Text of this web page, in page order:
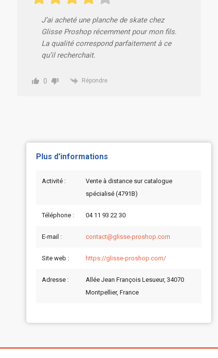
J’ai acheté une planche de skate chez
Glisse Proshop récemment pour mon fils.
La qualité correspond parfaitement à ce
qu’il recherchait.
0 Répondre
Plus d'informations
Activité :
Vente à distance sur catalogue
spécialisé (4791B)
Téléphone : 04 11 93 22 30
E-mail : contact@glisse-proshop.com
Site web : https://glisse-proshop.com/
Adresse :
Allée Jean François Lesueur, 34070
Montpellier, France